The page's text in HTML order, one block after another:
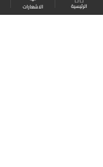
الرئيسية الاشعارات
موقع البرامج